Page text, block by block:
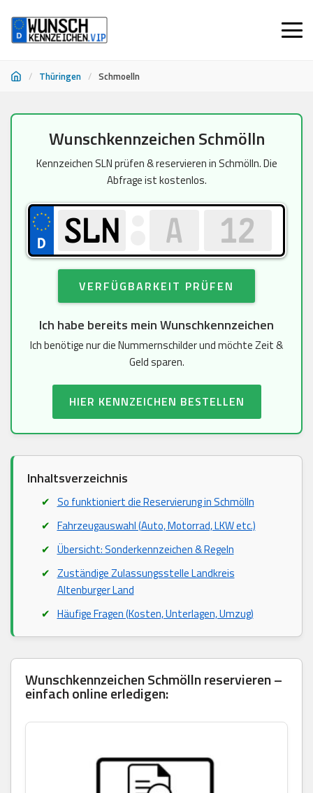
/ Thüringen / Schmoelln
springen
Wunschkennzeichen Schmölln
Kennzeichen SLN prüfen & reservieren in Schmölln. Die
Abfrage ist kostenlos.
VERFÜGBARKEIT PRÜFEN
Ich habe bereits mein Wunschkennzeichen
Ich benötige nur die Nummernschilder und möchte Zeit &
Geld sparen.
HIER KENNZEICHEN BESTELLEN
Inhaltsverzeichnis
So funktioniert die Reservierung in Schmölln
Fahrzeugauswahl (Auto, Motorrad, LKW etc.)
Übersicht: Sonderkennzeichen & Regeln
Zuständige Zulassungsstelle Landkreis
Altenburger Land
Häufige Fragen (Kosten, Unterlagen, Umzug)
Wunschkennzeichen Schmölln reservieren –
einfach online erledigen: